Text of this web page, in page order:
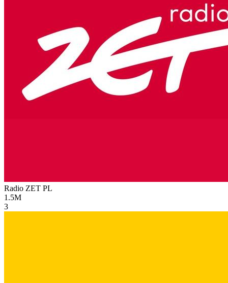
Radio ZET PL
1.5M
3